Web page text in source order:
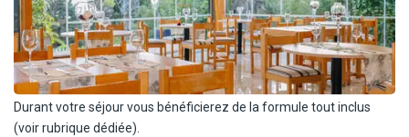
- Appartement deluxe 1 chambre (41 m²) : coin salon séparé,
balcon ou terrasse aménagé(e). Capacité maximale : 4 adultes.
- Disponible jusqu'au 30/4/26 : Appartement luxe 1 chambre (41
m²) : coin salon séparé, balcon ou terrasse aménagé(e). Capacité
maximale : 4 adultes.
- Disponible jusqu'au 30/4/26 : Chambre luxe vue jardin (21 m²) :
Durant votre séjour vous bénéficierez de la formule tout inclus
(voir rubrique dédiée).